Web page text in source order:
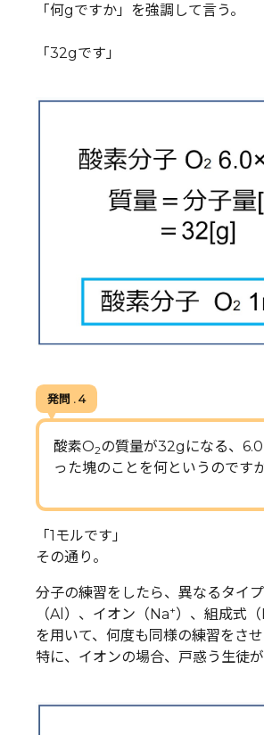
「何gですか」を強調して言う。
「32gです」
発問 . 4
酸素O2の質量が32gになる、
った塊のことを何というのですか
「1モルです」
その通り。
分子の練習をしたら、異なるタイ
（Al）、イオン（Na+）、組成式
を用いて、何度も同様の練習をさせ
特に、イオンの場合、戸惑う生徒が